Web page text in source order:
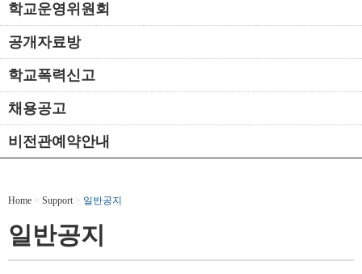
학교운영위원회
공개자료방
학교폭력신고
채용공고
비전관예약안내
Home > Support > 일반공지
일반공지